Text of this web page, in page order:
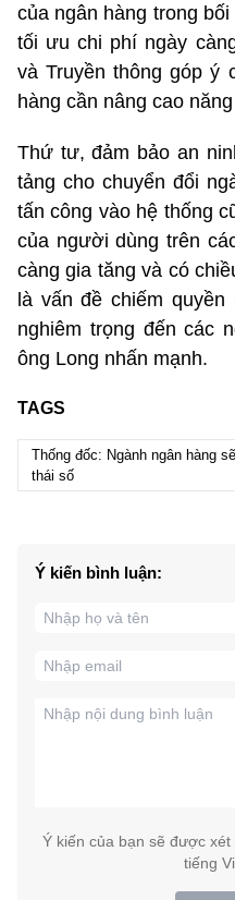
của ngân hàng trong
tối ưu chi phí ngày
và Truyền thông góp ý
hàng cần nâng cao
Thứ tư, đảm bảo an
tảng cho chuyển đổi
tấn công vào hệ thống
của người dùng trên
càng gia tăng và có
là vấn đề chiếm
nghiêm trọng đến các
ông Long nhấn mạnh.
TAGS
Thống đốc: Ngành ngân hàng
thái số
Ý kiến bình luận:
Ý kiến của bạn sẽ được
tiếng